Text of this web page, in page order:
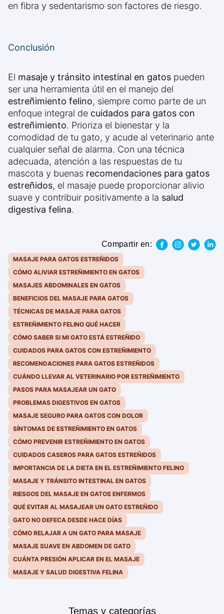
en fibra y sedentarismo son factores de riesgo.
Conclusión
El masaje y tránsito intestinal en gatos pueden
ser una herramienta útil en el manejo del
estreñimiento felino, siempre como parte de un
enfoque integral de cuidados para gatos con
estreñimiento. Prioriza el bienestar y la
comodidad de tu gato, y acude al veterinario ante
cualquier señal de alarma. Con una técnica
adecuada, atención a las respuestas de tu
mascota y buenas recomendaciones para gatos
estreñidos, el masaje puede proporcionar alivio
suave y contribuir positivamente a la salud
digestiva felina.
Compartir en:
MASAJE PARA GATOS ESTREÑIDOS
CÓMO ALIVIAR ESTREÑIMIENTO EN GATOS
MASAJES ABDOMINALES EN GATOS
BENEFICIOS DEL MASAJE PARA GATOS
TÉCNICAS DE MASAJE PARA GATOS
ESTREÑIMIENTO FELINO QUÉ HACER
CÓMO SABER SI MI GATO ESTÁ ESTREÑIDO
CUIDADOS PARA GATOS CON ESTREÑIMIENTO
RECOMENDACIONES PARA GATOS ESTREÑIDOS
CUÁNDO LLEVAR AL VETERINARIO POR ESTREÑIMIENTO
PASOS PARA MASAJEAR UN GATO
PROBLEMAS DIGESTIVOS EN GATOS
MASAJE SEGURO PARA GATOS CON DOLOR
SÍNTOMAS DE ESTREÑIMIENTO EN GATOS
CÓMO PREVENIR ESTREÑIMIENTO EN GATOS
CUIDADOS CASEROS PARA GATOS ESTREÑIDOS
IMPORTANCIA DE LA DIETA EN EL ESTREÑIMIENTO FELINO
MASAJE Y TRÁNSITO INTESTINAL EN GATOS
RIESGOS DEL MASAJE EN GATOS ENFERMOS
QUÉ EVITAR AL MASAJEAR UN GATO ESTREÑIDO
GATO NO DEFECA DESDE HACE DÍAS
CÓMO RELAJAR A UN GATO PARA MASAJE
MASAJE SUAVE EN ABDOMEN DE GATO
CUÁNTA PRESIÓN APLICAR EN EL MASAJE
MASAJE Y SALUD DIGESTIVA FELINA
Temas y categorías